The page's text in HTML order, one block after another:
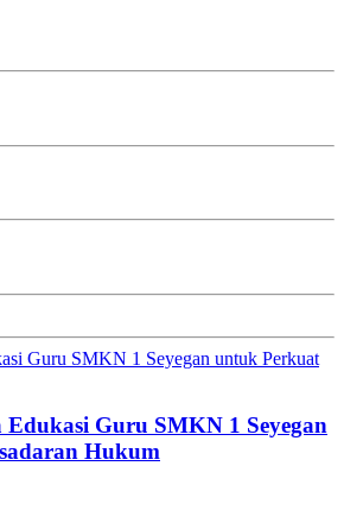
Guru SMKN 1 Seyegan untuk Perkuat
Edukasi Guru SMKN 1 Seyegan
Hukum